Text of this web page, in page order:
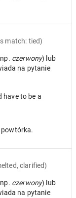
match: tied)
czerwony) lub
na pytanie
have to be a
powtórka.
clarified)
czerwony) lub
na pytanie